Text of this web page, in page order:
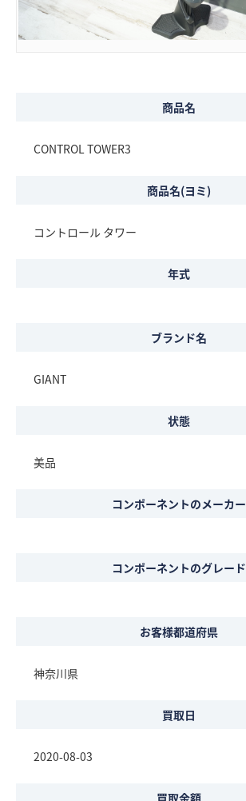
商品名
CONTROL TOWER3
商品名(ヨミ)
コントロール タワー
年式
ブランド名
GIANT
状態
美品
コンポーネントのメーカー
コンポーネントのグレード
お客様都道府県
神奈川県
買取日
2020-08-03
買取金額